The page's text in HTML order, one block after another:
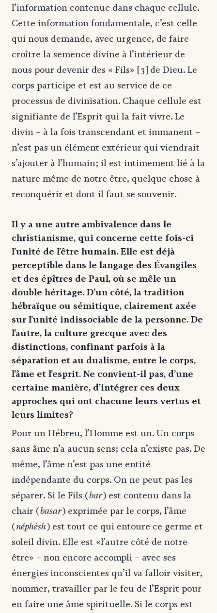
l’information contenue dans chaque cellule.
Cette information fondamentale, c’est celle
qui nous demande, avec urgence, de faire
croître la semence divine à l’intérieur de
nous pour devenir des « Fils» [3] de Dieu. Le
corps participe et est au service de ce
processus de divinisation. Chaque cellule est
signifiante de l’Esprit qui la fait vivre. Le
divin – à la fois transcendant et immanent –
n’est pas un élément extérieur qui viendrait
s’ajouter à l’humain; il est intimement lié à la
nature même de notre être, quelque chose à
reconquérir et dont il faut se souvenir.
Il y a une autre ambivalence dans le
christianisme, qui concerne cette fois-ci
l’unité de l’être humain. Elle est déjà
perceptible dans le langage des Évangiles
et des épîtres de Paul, où se mêle un
double héritage. D’un côté, la tradition
hébraïque ou sémitique, clairement axée
sur l’unité indissociable de la personne. De
l’autre, la culture grecque avec des
distinctions, confinant parfois à la
séparation et au dualisme, entre le corps,
l’âme et l’esprit. Ne convient-il pas, d’une
certaine manière, d’intégrer ces deux
approches qui ont chacune leurs vertus et
leurs limites?
Pour un Hébreu, l’Homme est un. Un corps
sans âme n’a aucun sens; cela n’existe pas. De
même, l’âme n’est pas une entité
indépendante du corps. On ne peut pas les
séparer. Si le Fils (bar) est contenu dans la
chair (basar) exprimée par le corps, l’âme
(néphèsh) est tout ce qui entoure ce germe et
soleil divin. Elle est «l’autre côté de notre
être» – non encore accompli – avec ses
énergies inconscientes qu’il va falloir visiter,
nommer, travailler par le feu de l’Esprit pour
en faire une âme spirituelle. Si le corps est